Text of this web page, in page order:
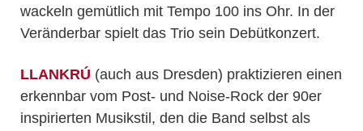
wackeln gemütlich mit Tempo 100 ins Ohr. In der
Veränderbar spielt das Trio sein Debütkonzert.
LLANKRÚ (auch aus Dresden) praktizieren einen
erkennbar vom Post- und Noise-Rock der 90er
inspirierten Musikstil, den die Band selbst als